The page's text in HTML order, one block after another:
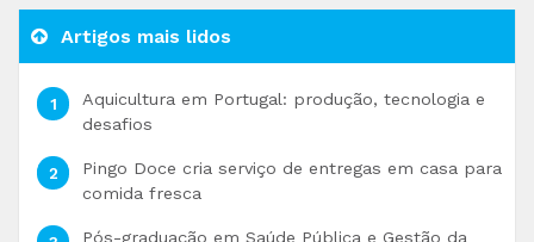
Artigos mais lidos
Aquicultura em Portugal: produção, tecnologia e
desafios
Pingo Doce cria serviço de entregas em casa para
comida fresca
Pós-graduação em Saúde Pública e Gestão da